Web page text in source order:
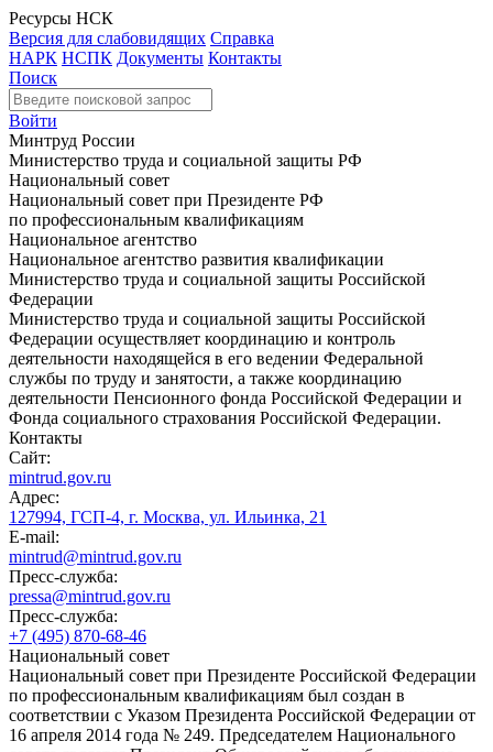
Ресурсы НСК
Версия для слабовидящих Справка
НАРК НСПК Документы Контакты
Поиск
Войти
Минтруд России
Министерство труда и социальной защиты РФ
Национальный совет
Национальный совет при Президенте РФ
по профессиональным квалификациям
Национальное агентство
Национальное агентство развития квалификации
Министерство труда и социальной защиты Российской
Федерации
Министерство труда и социальной защиты Российской
Федерации осуществляет координацию и контроль
деятельности находящейся в его ведении Федеральной
службы по труду и занятости, а также координацию
деятельности Пенсионного фонда Российской Федерации и
Фонда социального страхования Российской Федерации.
Контакты
Сайт:
mintrud.gov.ru
Адрес:
127994, ГСП-4, г. Москва, ул. Ильинка, 21
E-mail:
mintrud@mintrud.gov.ru
Пресс-служба:
pressa@mintrud.gov.ru
Пресс-служба:
+7 (495) 870-68-46
Национальный совет
Национальный совет при Президенте Российской Федерации
по профессиональным квалификациям был создан в
соответствии с Указом Президента Российской Федерации от
16 апреля 2014 года № 249. Председателем Национального